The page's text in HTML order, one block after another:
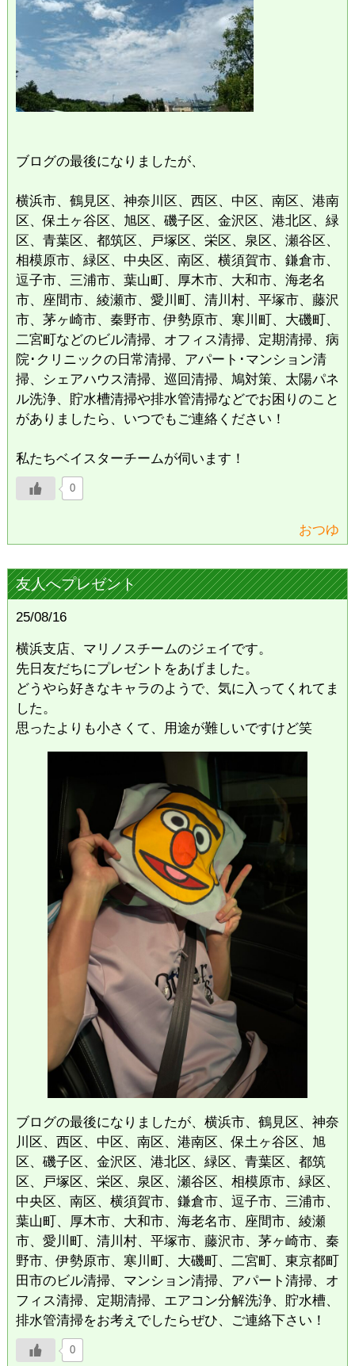
ブログの最後になりましたが、
横浜市、鶴見区、神奈川区、西区、中区、南区、港南
区、保土ヶ谷区、旭区、磯子区、金沢区、港北区、緑
区、青葉区、都筑区、戸塚区、栄区、泉区、瀬谷区、
相模原市、緑区、中央区、南区、横須賀市、鎌倉市、
逗子市、三浦市、葉山町、厚木市、大和市、海老名
市、座間市、綾瀬市、愛川町、清川村、平塚市、藤沢
市、茅ヶ崎市、秦野市、伊勢原市、寒川町、大磯町、
二宮町などのビル清掃、オフィス清掃、定期清掃、病
院･クリニックの日常清掃、アパート･マンション清
掃、シェアハウス清掃、巡回清掃、鳩対策、太陽パネ
ル洗浄、貯水槽清掃や排水管清掃などでお困りのこと
がありましたら、いつでもご連絡ください！
私たちベイスターチームが伺います！
0
おつゆ
友人へプレゼント
25/08/16
横浜支店、マリノスチームのジェイです。
先日友だちにプレゼントをあげました。
どうやら好きなキャラのようで、気に入ってくれてま
した。
思ったよりも小さくて、用途が難しいですけど笑
ブログの最後になりましたが、横浜市、鶴見区、神奈
川区、西区、中区、南区、港南区、保土ヶ谷区、旭
区、磯子区、金沢区、港北区、緑区、青葉区、都筑
区、戸塚区、栄区、泉区、瀬谷区、相模原市、緑区、
中央区、南区、横須賀市、鎌倉市、逗子市、三浦市、
葉山町、厚木市、大和市、海老名市、座間市、綾瀬
市、愛川町、清川村、平塚市、藤沢市、茅ヶ崎市、秦
野市、伊勢原市、寒川町、大磯町、二宮町、東京都町
田市のビル清掃、マンション清掃、アパート清掃、オ
フィス清掃、定期清掃、エアコン分解洗浄、貯水槽、
排水管清掃をお考えでしたらぜひ、ご連絡下さい！
0